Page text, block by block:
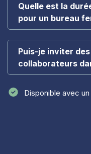
Quelle est la
pour un bureau
Puis-je inviter
collaborateurs
Disponible avec